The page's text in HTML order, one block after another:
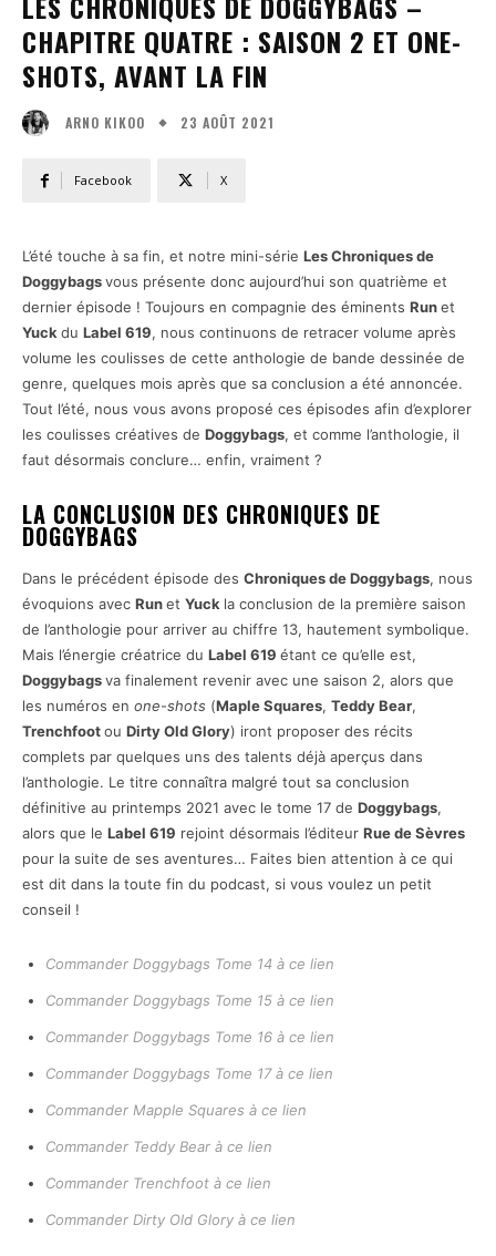
CHAPITRE QUATRE : SAISON 2 ET ONE-
SHOTS, AVANT LA FIN
ARNO KIKOO 23 AOÛT 2021
Facebook X
L’été touche à sa fin, et notre mini-série Les Chroniques de
Doggybagsvous présente donc aujourd’hui son quatrième et
dernier épisode ! Toujours en compagnie des éminents Runet
Yuck du Label 619, nous continuons de retracer volume après
volume les coulisses de cette anthologie de bande dessinée de
genre, quelques mois après que sa conclusion a été annoncée.
Tout l’été, nous vous avons proposé ces épisodes afin d’explorer
les coulisses créatives de Doggybags, et comme l’anthologie, il
faut désormais conclure… enfin, vraiment ?
LA CONCLUSION DES CHRONIQUES DE
DOGGYBAGS
Dans le précédent épisode des Chroniques de Doggybags, nous
évoquions avec Runet Yuck la conclusion de la première saison
de l’anthologie pour arriver au chiffre 13, hautement symbolique.
Mais l’énergie créatrice du Label 619 étant ce qu’elle est,
Doggybagsva finalement revenir avec une saison 2, alors que
les numéros en one-shots (Maple Squares, Teddy Bear,
Trenchfootou Dirty Old Glory) iront proposer des récits
complets par quelques uns des talents déjà aperçus dans
l’anthologie. Le titre connaîtra malgré tout sa conclusion
définitive au printemps 2021 avec le tome 17 de Doggybags,
alors que le Label 619 rejoint désormais l’éditeur Rue de Sèvres
pour la suite de ses aventures… Faites bien attention à ce qui
est dit dans la toute fin du podcast, si vous voulez un petit
conseil !
Commander Doggybags Tome 14 à ce lien
Commander Doggybags Tome 15 à ce lien
Commander Doggybags Tome 16 à ce lien
Commander Doggybags Tome 17 à ce lien
Commander Mapple Squares à ce lien
Commander Teddy Bear à ce lien
Commander Trenchfoot à ce lien
Commander Dirty Old Glory à ce lien